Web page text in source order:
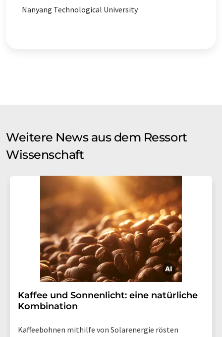
Nanyang Technological University
Weitere News aus dem Ressort
Wissenschaft
Kaffee und Sonnenlicht: eine natürliche
Kombination
Kaffeebohnen mithilfe von Solarenergie rösten